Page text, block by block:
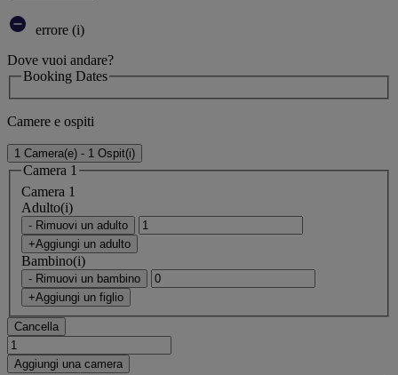
errore (i)
Dove vuoi andare?
Booking Dates
Camere e ospiti
1 Camera(e) - 1 Ospit(i)
Camera 1
Camera 1
Adulto(i)
- Rimuovi un adulto
+Aggiungi un adulto
Bambino(i)
- Rimuovi un bambino
+Aggiungi un figlio
Cancella
Aggiungi una camera